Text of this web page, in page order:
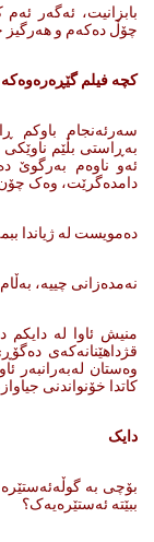
بابزانیت، ئەگەر
چۆڵ دەکەم و هەرگیز
کچە فیلم گێڕەرەوەکە
سه‌رئه‌نجام باوکم
به‌ڕاستی بڵێم
ئەو ناوەم بەرگوێ
دامدەگرێت، وەک چۆن
ده‌مویست له‌ ژیاندا
نه‌مده‌زانی چییه‌،
منیش ئاوا له‌
قژداهێنانه‌که‌ی
وه‌ستان له‌به‌رانبه‌ر
کاتدا خۆنواندنی
دایک
بۆچی به‌
ببێته‌ ئه‌ستێره‌یه‌ک؟